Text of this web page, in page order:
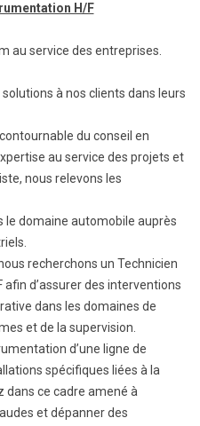
H/F
au service des entreprises.
à nos clients dans leurs
du conseil en
au service des projets et
nous relevons les
le domaine automobile auprès
recherchons un Technicien
d’assurer des interventions
dans les domaines de
et de la supervision.
d’une ligne de
spécifiques liées à la
dans ce cadre amené à
et dépanner des